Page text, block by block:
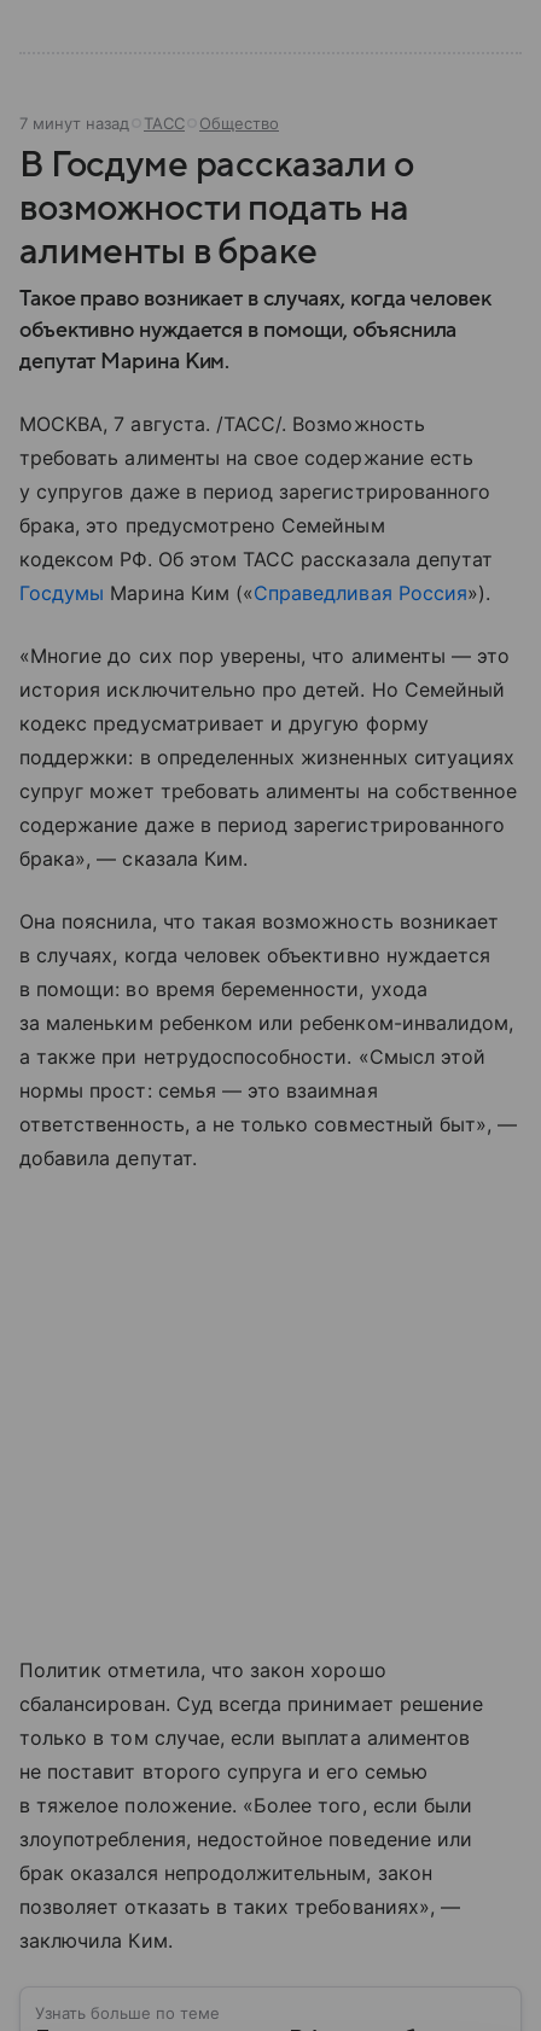
7 минут назад ТАСС Общество
В Госдуме рассказали о
возможности подать на
алименты в браке
Такое право возникает в случаях, когда человек
объективно нуждается в помощи, объяснила
депутат Марина Ким.
МОСКВА, 7 августа. /ТАСС/. Возможность
требовать алименты на свое содержание есть
у супругов даже в период зарегистрированного
брака, это предусмотрено Семейным
кодексом РФ. Об этом ТАСС рассказала депутат
Госдумы Марина Ким («Справедливая Россия»).
«Многие до сих пор уверены, что алименты — это
история исключительно про детей. Но Семейный
кодекс предусматривает и другую форму
поддержки: в определенных жизненных ситуациях
супруг может требовать алименты на собственное
содержание даже в период зарегистрированного
брака», — сказала Ким.
Она пояснила, что такая возможность возникает
в случаях, когда человек объективно нуждается
в помощи: во время беременности, ухода
за маленьким ребенком или ребенком-инвалидом,
а также при нетрудоспособности. «Смысл этой
нормы прост: семья — это взаимная
ответственность, а не только совместный быт», —
добавила депутат.
Политик отметила, что закон хорошо
сбалансирован. Суд всегда принимает решение
только в том случае, если выплата алиментов
не поставит второго супруга и его семью
в тяжелое положение. «Более того, если были
злоупотребления, недостойное поведение или
брак оказался непродолжительным, закон
позволяет отказать в таких требованиях», —
заключила Ким.
Узнать больше по теме